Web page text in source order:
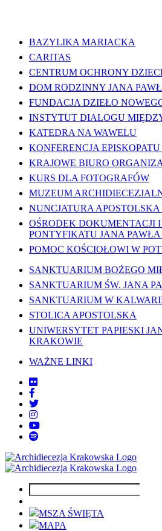
BAZYLIKA MARIACKA
CARITAS
CENTRUM OCHRONY
DOM RODZINNY JANA
FUNDACJA DZIEŁO
INSTYTUT DIALOGU
KATEDRA NA WAWELU
KONFERENCJA
KRAJOWE BIURO
KURS DLA FOTOGRAFÓW
MUZEUM
NUNCJATURA APOSTOLSKA
OŚRODEK DOKUMENTACJI
PONTYFIKATU JANA
POMOC KOŚCIOŁOWI W
SANKTUARIUM BOŻEGO
SANKTUARIUM ŚW. JANA
SANKTUARIUM W
STOLICA APOSTOLSKA
UNIWERSYTET PAPIESKI
KRAKOWIE
WAŻNE LINKI
MSZA ŚWIĘTA
MAPA